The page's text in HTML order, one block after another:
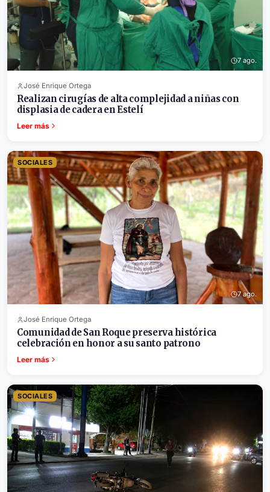
7 ago.
José Enrique Ortega
Realizan cirugías de alta complejidad a niñas con
displasia de cadera en Estelí
Leer más
SOCIALES
7 ago.
José Enrique Ortega
Comunidad de San Roque preserva histórica
celebración en honor a su santo patrono
Leer más
SOCIALES